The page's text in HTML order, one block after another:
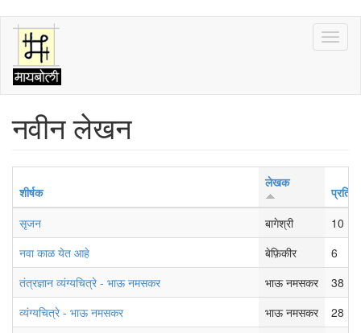
Skip
main
content
नवीन लेखन
शीर्षक
लेखक
सृजन
बागेश्री
10
नवा काळ येत आहे
बेफ़िकीर
6
तंत्रज्ञान व्यंग्यचित्रे - भाऊ नमसकर
भाऊ नमसकर
38
व्यंग्यचित्रे - भाऊ नमसकर
भाऊ नमसकर
28